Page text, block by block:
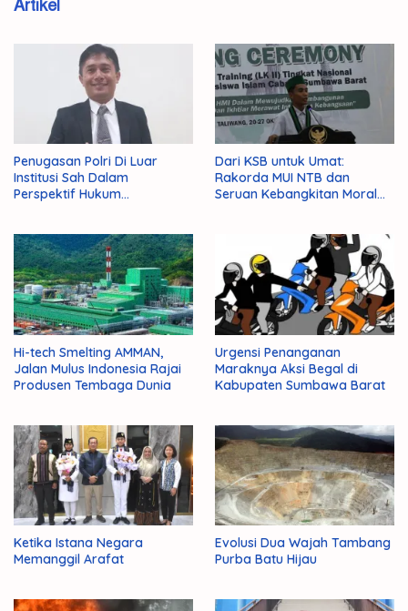
Artikel
Penugasan Polri Di Luar
Institusi Sah Dalam
Perspektif Hukum
Dari KSB untuk Umat:
Rakorda MUI NTB dan
Seruan Kebangkitan Moral
Hi-tech Smelting AMMAN,
Jalan Mulus Indonesia Rajai
Produsen Tembaga Dunia
Urgensi Penanganan
Maraknya Aksi Begal di
Kabupaten Sumbawa Barat
Ketika Istana Negara
Memanggil Arafat
Evolusi Dua Wajah Tambang
Purba Batu Hijau